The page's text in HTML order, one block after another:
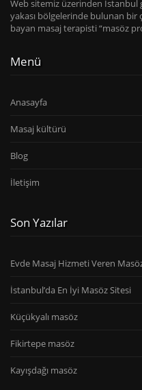
Web sitemiz üzerinden İstanbul
yakası bölgelerinde bulunan
bayan masaj terapisti “masöz
Menü
Anasayfa
Masaj kültürü
Blog
İletişim
Son Yazılar
Evde Masaj Hizmeti Veren
İstanbul’da En İyi Masöz Sitesi
Küçükyalı masöz
Fikirtepe masöz
Kayışdağı masöz